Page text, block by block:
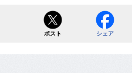
ポスト シェア